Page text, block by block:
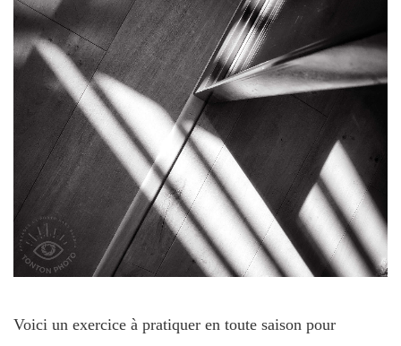
Voici un exercice à pratiquer en toute saison pour